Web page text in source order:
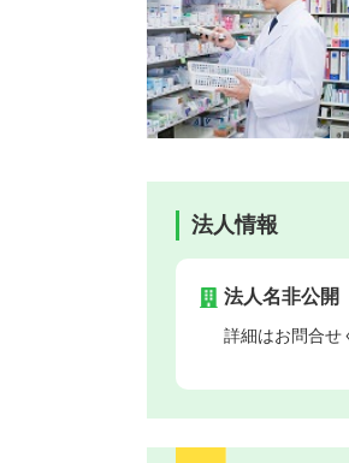
法人情報
法人名非公開
詳細はお問合せ